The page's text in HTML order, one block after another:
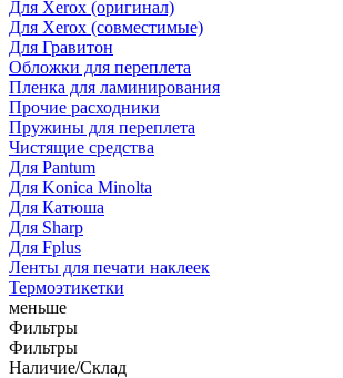
Для Xerox (оригинал)
Для Xerox (совместимые)
Для Гравитон
Обложки для переплета
Пленка для ламинирования
Прочие расходники
Пружины для переплета
Чистящие средства
Для Pantum
Для Konica Minolta
Для Катюша
Для Sharp
Для Fplus
Ленты для печати наклеек
Термоэтикетки
меньше
Фильтры
Фильтры
Наличие/Склад